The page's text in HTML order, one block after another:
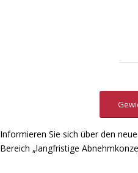
Informieren Sie sich über den
Bereich „langfristige